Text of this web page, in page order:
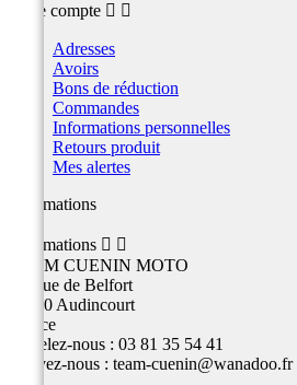
Votre compte  
Adresses
Avoirs
Bons de réduction
Commandes
Informations personnelles
Retours produit
Mes alertes
Informations
Informations  
TEAM CUENIN MOTO
26 Rue de Belfort
25400 Audincourt
France
Appelez-nous : 03 81 35 54 41
Écrivez-nous : team-cuenin@wanadoo.fr